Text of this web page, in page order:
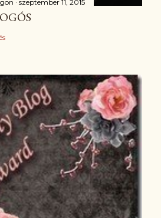
szeptember 11, 2015